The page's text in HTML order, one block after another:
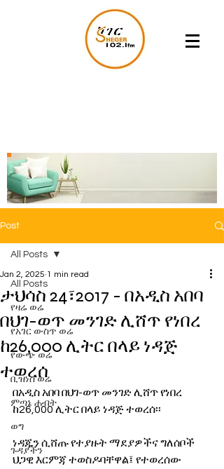
Post
All Posts
የዛሬ ወሬ
የአገር ውስጥ ወሬ
የውጭ ወሬ
ቢዝነስ ወሬ
ምጣኔ ሐብት
ወግ
ጉዳያችን
All Posts
ታህሳስ 24፣2017 - በአዲስ አበባ
በህገ-ወጥ መንገድ ሊሸጥ የነበረ
ከ26,000 ሊትር በላይ ነዳጅ
ተወረሰ
Jan 2, 2025 1 min read
በአዲስ አበባ በህገ-ወጥ መንገድ ሊሸጥ የነበረ
ከ26,000 ሊትር በላይ ነዳጅ ተወረሰ፡፡
ነዳጁን ሲሸጡ የተያዙት ማደያዎችና ግለሰቦች
ህጋዊ እርምጃ ተወስዶባቸዋል፤ የተወረሰው